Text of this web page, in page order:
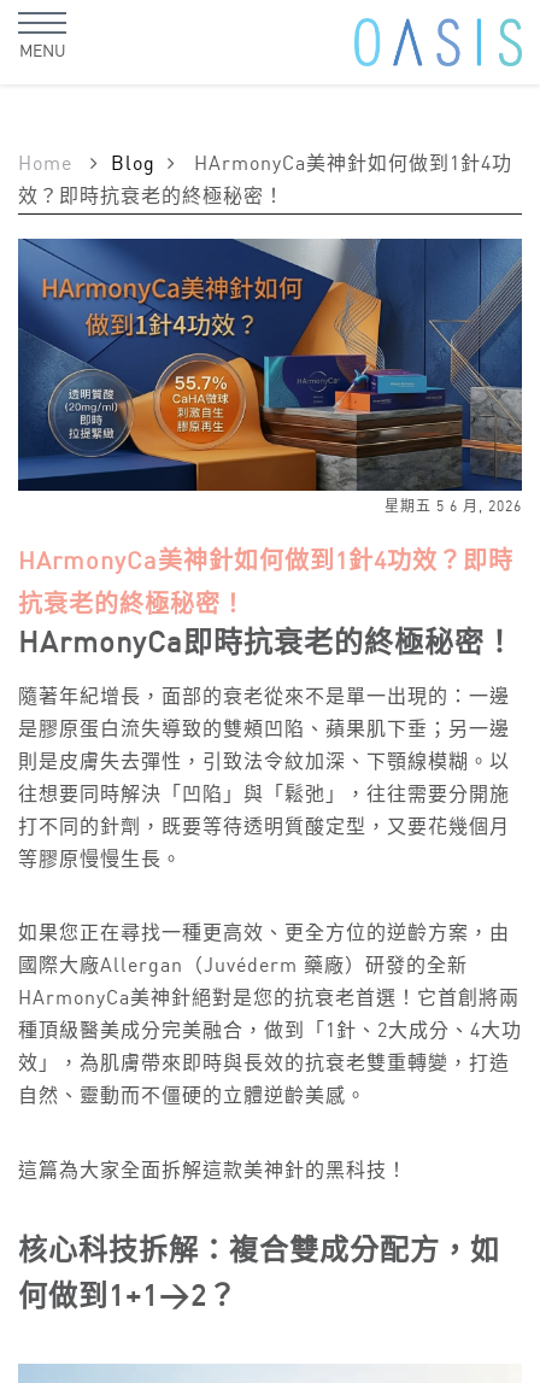
MENU
Home Blog
HArmonyCa美神針如何做到1針4功
效？即時抗衰老的終極秘密！
星期五 5 6 月, 2026
HArmonyCa美神針如何做到1針4功效？即時
抗衰老的終極秘密！
HArmonyCa即時抗衰老的終極秘密！
隨著年紀增長，面部的衰老從來不是單一出現的：一邊
是膠原蛋白流失導致的雙頰凹陷、蘋果肌下垂；另一邊
則是皮膚失去彈性，引致法令紋加深、下顎線模糊。以
往想要同時解決「凹陷」與「鬆弛」，往往需要分開施
打不同的針劑，既要等待透明質酸定型，又要花幾個月
等膠原慢慢生長。
如果您正在尋找一種更高效、更全方位的逆齡方案，由
國際大廠Allergan（Juvéderm 藥廠）研發的全新
HArmonyCa美神針絕對是您的抗衰老首選！它首創將兩
種頂級醫美成分完美融合，做到「1針、2大成分、4大功
效」，為肌膚帶來即時與長效的抗衰老雙重轉變，打造
自然、靈動而不僵硬的立體逆齡美感。
這篇為大家全面拆解這款美神針的黑科技！
核心科技拆解：複合雙成分配方，如
何做到 1+1>2？